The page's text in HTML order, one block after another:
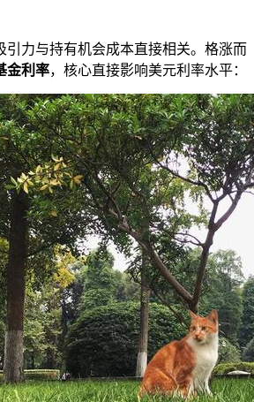
引力与持有机会成本直接相关。格涨而
金利率，核心直接影响美元利率水平：